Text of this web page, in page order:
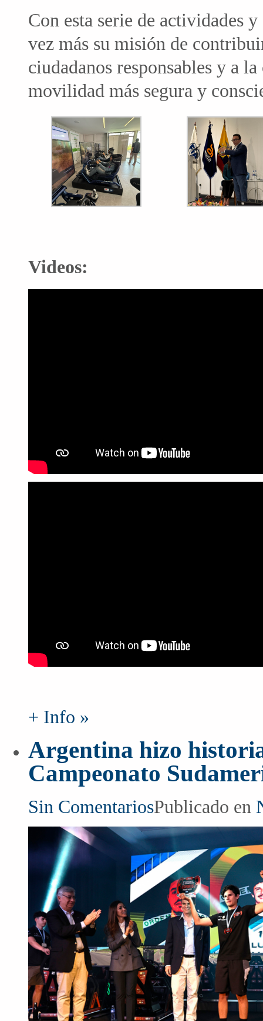
Con esta serie de actividades
vez más su misión de
ciudadanos responsables y a
movilidad más segura y
Videos:
+ Info »
Argentina hizo
Campeonato
Sin ComentariosPublicado en